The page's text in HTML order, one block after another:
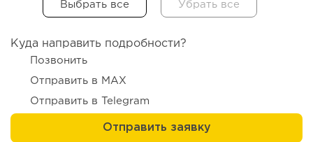
196
интернет-магазине...
Куда направить подробности?
Позвонить
Отправить в MAX
Отправить в Telegram